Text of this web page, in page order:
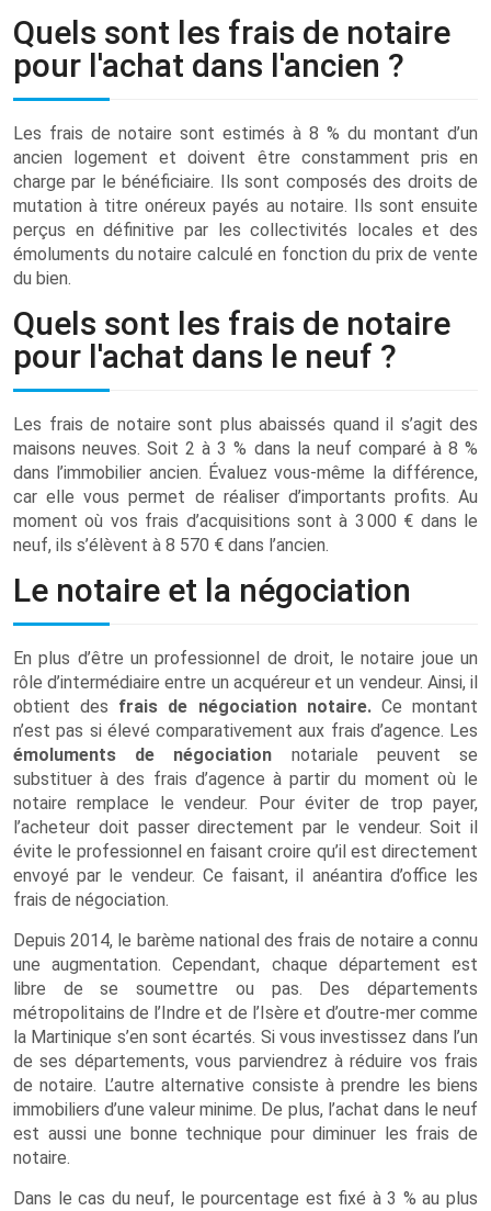
Quels sont les frais de notaire
pour l'achat dans l'ancien ?
Les frais de notaire sont estimés à 8 % du montant d’un
ancien logement et doivent être constamment pris en
charge par le bénéficiaire. Ils sont composés des droits de
mutation à titre onéreux payés au notaire. Ils sont ensuite
perçus en définitive par les collectivités locales et des
émoluments du notaire calculé en fonction du prix de vente
du bien.
Quels sont les frais de notaire
pour l'achat dans le neuf ?
Les frais de notaire sont plus abaissés quand il s’agit des
maisons neuves. Soit 2 à 3 % dans la neuf comparé à 8 %
dans l’immobilier ancien. Évaluez vous-même la différence,
car elle vous permet de réaliser d’importants profits. Au
moment où vos frais d’acquisitions sont à 3 000 € dans le
neuf, ils s’élèvent à 8 570 € dans l’ancien.
Le notaire et la négociation
En plus d’être un professionnel de droit, le notaire joue un
rôle d’intermédiaire entre un acquéreur et un vendeur. Ainsi, il
obtient des frais de négociation notaire. Ce montant
n’est pas si élevé comparativement aux frais d’agence. Les
émoluments de négociation notariale peuvent se
substituer à des frais d’agence à partir du moment où le
notaire remplace le vendeur. Pour éviter de trop payer,
l’acheteur doit passer directement par le vendeur. Soit il
évite le professionnel en faisant croire qu’il est directement
envoyé par le vendeur. Ce faisant, il anéantira d’office les
frais de négociation.
Depuis 2014, le barème national des frais de notaire a connu
une augmentation. Cependant, chaque département est
libre de se soumettre ou pas. Des départements
métropolitains de l’Indre et de l’Isère et d’outre-mer comme
la Martinique s’en sont écartés. Si vous investissez dans l’un
de ses départements, vous parviendrez à réduire vos frais
de notaire. L’autre alternative consiste à prendre les biens
immobiliers d’une valeur minime. De plus, l’achat dans le neuf
est aussi une bonne technique pour diminuer les frais de
notaire.
Dans le cas du neuf, le pourcentage est fixé à 3 % au plus